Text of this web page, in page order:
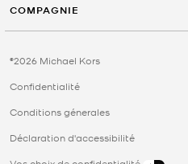
COMPAGNIE
©2026 Michael Kors
Confidentialité
Conditions génerales
Déclaration d'accessibilité